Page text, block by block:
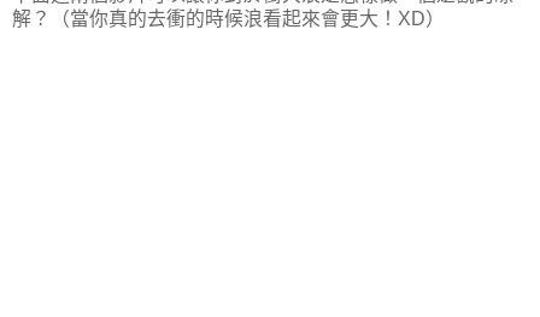
解？（當你真的去衝的時候浪看起來會更大！XD）